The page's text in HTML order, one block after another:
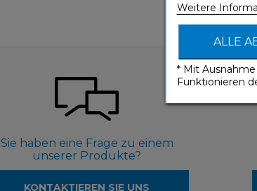
Sie haben eine Frage zu einem
unserer Produkte?
KONTAKTIEREN SIE UNS
Weitere
ALLE
* Mit
Funktionieren